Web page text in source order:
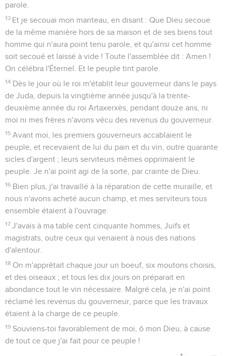
parole.
13 Et je secouai mon manteau, en disant : Que Dieu secoue
de la même manière hors de sa maison et de ses biens tout
homme qui n'aura point tenu parole, et qu'ainsi cet homme
soit secoué et laissé à vide ! Toute l'assemblée dit : Amen !
On célébra l'Éternel. Et le peuple tint parole.
14 Dès le jour où le roi m'établit leur gouverneur dans le pays
de Juda, depuis la vingtième année jusqu'à la trente-
deuxième année du roi Artaxerxès, pendant douze ans, ni
moi ni mes frères n'avons vécu des revenus du gouverneur.
15 Avant moi, les premiers gouverneurs accablaient le
peuple, et recevaient de lui du pain et du vin, outre quarante
sicles d'argent ; leurs serviteurs mêmes opprimaient le
peuple. Je n'ai point agi de la sorte, par crainte de Dieu.
16 Bien plus, j'ai travaillé à la réparation de cette muraille, et
nous n'avons acheté aucun champ, et mes serviteurs tous
ensemble étaient à l'ouvrage.
17 J'avais à ma table cent cinquante hommes, Juifs et
magistrats, outre ceux qui venaient à nous des nations
d'alentour.
18 On m'apprêtait chaque jour un boeuf, six moutons choisis,
et des oiseaux ; et tous les dix jours on préparait en
abondance tout le vin nécessaire. Malgré cela, je n'ai point
réclamé les revenus du gouverneur, parce que les travaux
étaient à la charge de ce peuple.
19 Souviens-toi favorablement de moi, ô mon Dieu, à cause
de tout ce que j'ai fait pour ce peuple !